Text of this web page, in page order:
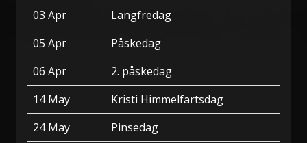
03 Apr
Langfredag
05 Apr
Påskedag
06 Apr
2. påskedag
14 May
Kristi Himmelfartsdag
24 May
Pinsedag